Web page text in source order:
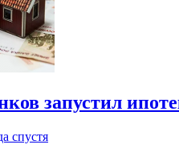
запустил
спустя